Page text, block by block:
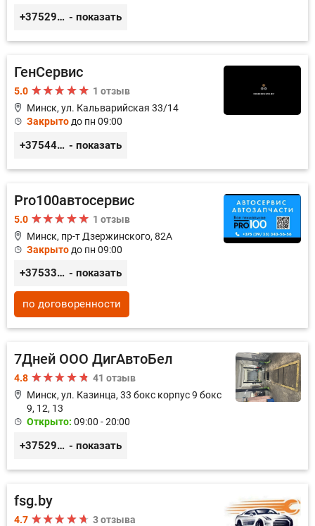
+375296233505 - показать
ГенСервис
5.0
1 отзыв
Минск, ул. Кальварийская 33/14
Закрытодо пн 09:00
+375444649592 - показать
Pro100автосервис
5.0
1 отзыв
Минск, пр-т Дзержинского, 82А
Закрыто до пн 09:00
+375333435656 - показать
по договоренности
7Дней ООО ДигАвтоБел
4.8
41 отзыв
Минск, ул. Казинца, 33 бокс корпус 9 бокс
9, 12, 13
Открыто: 09:00 - 20:00
+375296518100 - показать
fsg.by
4.7
3 отзыва